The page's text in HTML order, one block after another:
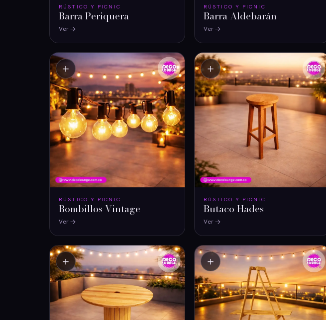
RÚSTICO Y PICNIC
Barra Periquera
Ver
RÚSTICO Y PICNIC
Barra Aldebarán
Ver
RÚSTICO Y PICNIC
Bombillos Vintage
Ver
＋
RÚSTICO Y PICNIC
Butaco Hades
Ver
＋
＋ ＋